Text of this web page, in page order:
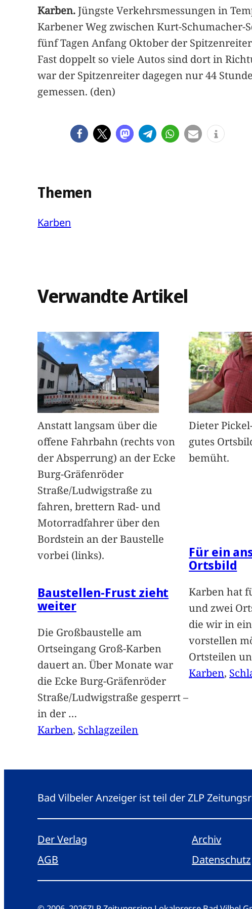
Karben.Jüngste Verkehrsmessungen in
Karbener Weg zwischen Kurt-
fünf Tagen Anfang Oktober der
Fast doppelt so viele Autos sind dort in
war der Spitzenreiter dagegen nur 44
gemessen. (den)
Themen
Karben
Verwandte Artikel
Anstatt langsam über die
offene Fahrbahn (rechts von
der Absperrung) an der Ecke
Burg-Gräfenröder
Straße/Ludwigstraße zu
fahren, brettern Rad- und
Motorradfahrer über den
Bordstein an der Baustelle
vorbei (links).
Baustellen-Frust zieht
weiter
Die Großbaustelle am
Ortseingang Groß-Karben
dauert an. Über Monate war
die Ecke Burg-Gräfenröder
Straße/Ludwigstraße gesperrt –
in der …
Karben, Schlagzeilen
Dieter
gutes
bemüht.
Für ein
Ortsbild
Karben hat
und zwei
die wir in
vorstellen
Ortsteilen
Karben,
Bad Vilbeler Anzeiger ist teil der ZLP
Der Verlag Archiv
AGB
Datenschutz